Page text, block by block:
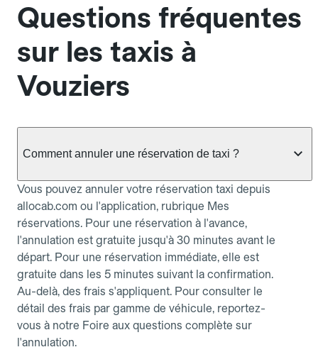
Questions fréquentes
sur les taxis à
Vouziers
Comment annuler une réservation de taxi ?
Vous pouvez annuler votre réservation taxi depuis
allocab.com ou l'application, rubrique Mes
réservations. Pour une réservation à l'avance,
l'annulation est gratuite jusqu'à 30 minutes avant le
départ. Pour une réservation immédiate, elle est
gratuite dans les 5 minutes suivant la confirmation.
Au-delà, des frais s'appliquent. Pour consulter le
détail des frais par gamme de véhicule, reportez-
vous à notre Foire aux questions complète sur
l'annulation.